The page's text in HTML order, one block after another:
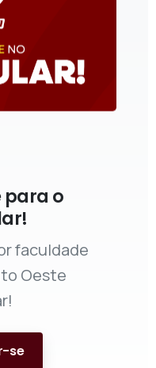
o
faculdade
Oeste
se